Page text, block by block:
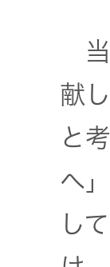
音
当
献
と
へ
し